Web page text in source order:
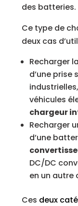
des batteries.
Ce type de
deux cas
Recharger
d’une
véhicules
chargeur
Recharger
d’une
DC/DC
en un autre
Ces deux